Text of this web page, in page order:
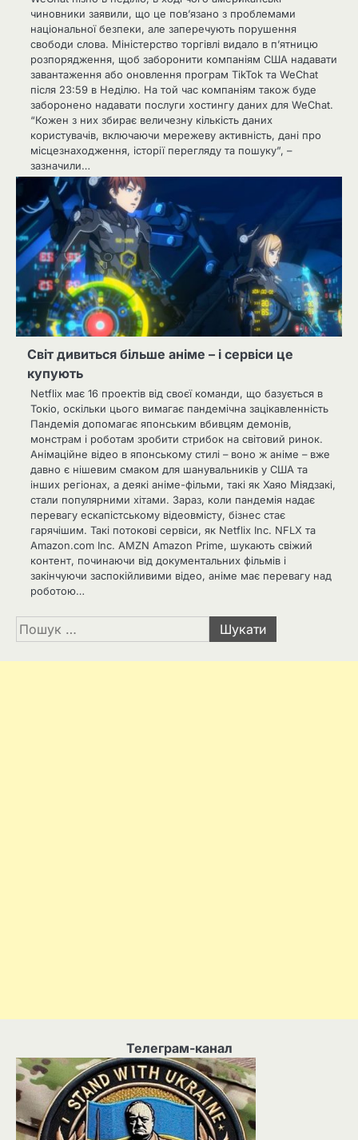
чиновники заявили, що це пов’язано з проблемами
національної безпеки, але заперечують порушення
свободи слова. Міністерство торгівлі видало в п’ятницю
розпорядження, щоб заборонити компаніям США надавати
завантаження або оновлення програм TikTok та WeChat
після 23:59 в Неділю. На той час компаніям також буде
заборонено надавати послуги хостингу даних для WeChat.
“Кожен з них збирає величезну кількість даних
користувачів, включаючи мережеву активність, дані про
місцезнаходження, історії перегляду та пошуку”, –
зазначили…
Світ дивиться більше аніме – і сервіси це
купують
Netflix має 16 проектів від своєї команди, що базується в
Токіо, оскільки цього вимагає пандемічна зацікавленність
Пандемія допомагає японським вбивцям демонів,
монстрам і роботам зробити стрибок на світовий ринок.
Анімаційне відео в японському стилі – воно ж аніме – вже
давно є нішевим смаком для шанувальників у США та
інших регіонах, а деякі аніме-фільми, такі як Хаяо Міядзакі,
стали популярними хітами. Зараз, коли пандемія надає
перевагу ескапістському відеовмісту, бізнес стає
гарячішим. Такі потокові сервіси, як Netflix Inc. NFLX та
Amazon.com Inc. AMZN Amazon Prime, шукають свіжий
контент, починаючи від документальних фільмів і
закінчуючи заспокійливими відео, аніме має перевагу над
роботою…
Пошук:
Телеграм-канал